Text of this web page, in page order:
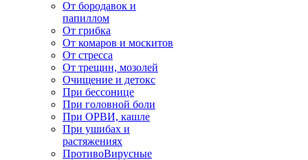
От бородавок и
папиллом
От грибка
От комаров и москитов
От стресса
От трещин, мозолей
Очищение и детокс
При бессонице
При головной боли
При ОРВИ, кашле
При ушибах и
растяжениях
ПротивоВирусные